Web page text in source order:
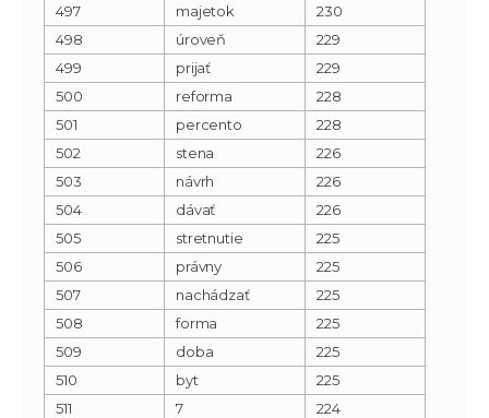
497
majetok
230
498
úroveň
229
499
prijať
229
500
reforma
228
501
percento
228
502
stena
226
503
návrh
226
504
dávať
226
505
stretnutie
225
506
právny
225
507
nachádzať
225
508
forma
225
509
doba
225
510
byt
225
511
7
224